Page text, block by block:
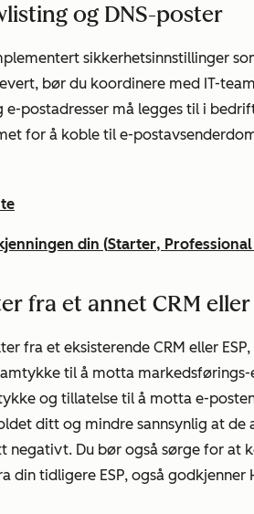
og DNS-poster
sikkerhetsinnstillinger
bør du koordinere med IT-
e-postadresser må legges til i
for å koble til e-
din (Starter, Professional
fra et annet CRM eller
fra et eksisterende CRM eller
til å motta
og tillatelse til å motta e-
ditt og mindre sannsynlig at
negativt. Du bør også sørge for at
din tidligere ESP, også